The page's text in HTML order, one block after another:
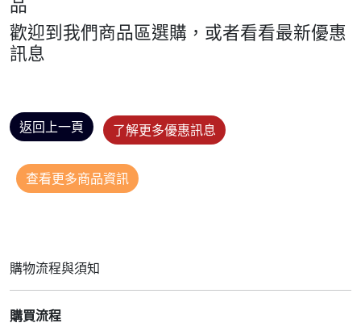
歡迎到我們商品區選購，或者看看最新優惠
訊息
返回上一頁 了解更多優惠訊息
查看更多商品資訊
購物流程與須知
購買流程